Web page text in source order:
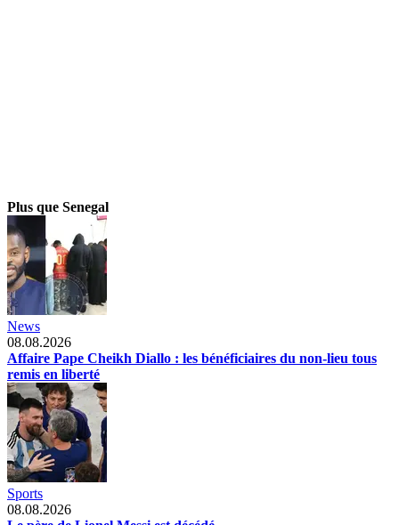
Plus que Senegal
News
08.08.2026
Affaire Pape Cheikh Diallo : les bénéficiaires du non-lieu tous
remis en liberté
Sports
08.08.2026